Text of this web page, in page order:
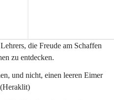
e
n
a
die Freude am Schaffen
zu entdecken.
und nicht, einen leeren Eimer